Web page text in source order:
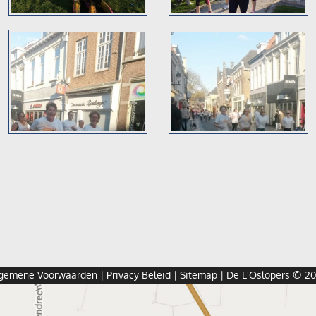
Voorwaarden | Privacy Beleid | Sitemap | De L'Oslopers ©